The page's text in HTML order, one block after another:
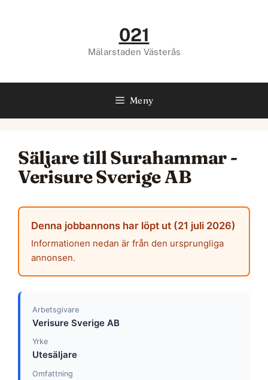
021
Mälarstaden Västerås
Meny
Säljare till Surahammar -
Verisure Sverige AB
Denna jobbannons har löpt ut (21 juli 2026)
Informationen nedan är från den ursprungliga
annonsen.
Arbetsgivare
Verisure Sverige AB
Yrke
Utesäljare
Omfattning